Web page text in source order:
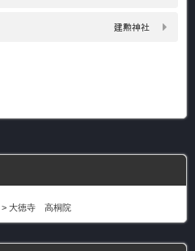
建勲神社
> 大徳寺 高桐院